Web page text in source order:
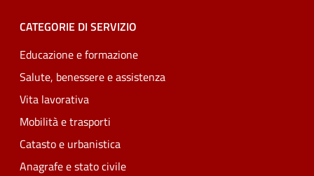
CATEGORIE DI SERVIZIO
Educazione e formazione
Salute, benessere e assistenza
Vita lavorativa
Mobilità e trasporti
Catasto e urbanistica
Anagrafe e stato civile